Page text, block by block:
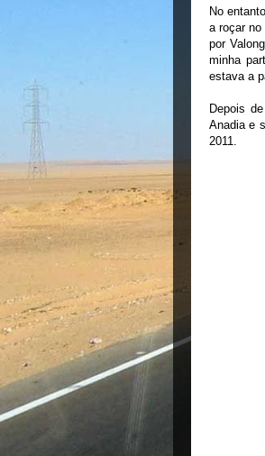
No
a roçar
por
minha
estava a
Depois
Anadia e
2011.